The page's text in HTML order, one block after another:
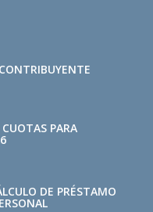
PARA
DE PRÉSTAMO